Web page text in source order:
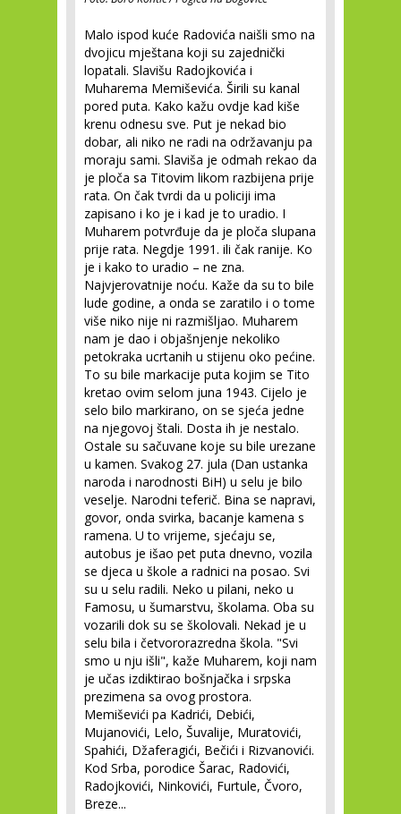
Malo ispod kuće Radovića naišli smo na
dvojicu mještana koji su zajednički
lopatali. Slavišu Radojkovića i
Muharema Memiševića. Širili su kanal
pored puta. Kako kažu ovdje kad kiše
krenu odnesu sve. Put je nekad bio
dobar, ali niko ne radi na održavanju pa
moraju sami. Slaviša je odmah rekao da
je ploča sa Titovim likom razbijena prije
rata. On čak tvrdi da u policiji ima
zapisano i ko je i kad je to uradio. I
Muharem potvrđuje da je ploča slupana
prije rata. Negdje 1991. ili čak ranije. Ko
je i kako to uradio – ne zna.
Najvjerovatnije noću. Kaže da su to bile
lude godine, a onda se zaratilo i o tome
više niko nije ni razmišljao. Muharem
nam je dao i objašnjenje nekoliko
petokraka ucrtanih u stijenu oko pećine.
To su bile markacije puta kojim se Tito
kretao ovim selom juna 1943. Cijelo je
selo bilo markirano, on se sjeća jedne
na njegovoj štali. Dosta ih je nestalo.
Ostale su sačuvane koje su bile urezane
u kamen. Svakog 27. jula (Dan ustanka
naroda i narodnosti BiH) u selu je bilo
veselje. Narodni teferič. Bina se napravi,
govor, onda svirka, bacanje kamena s
ramena. U to vrijeme, sjećaju se,
autobus je išao pet puta dnevno, vozila
se djeca u škole a radnici na posao. Svi
su u selu radili. Neko u pilani, neko u
Famosu, u šumarstvu, školama. Oba su
vozarili dok su se školovali. Nekad je u
selu bila i četvororazredna škola. "Svi
smo u nju išli", kaže Muharem, koji nam
je učas izdiktirao bošnjačka i srpska
prezimena sa ovog prostora.
Memiševići pa Kadrići, Debići,
Mujanovići, Lelo, Šuvalije, Muratovići,
Spahići, Džaferagići, Bečići i Rizvanovići.
Kod Srba, porodice Šarac, Radovići,
Radojkovići, Ninkovići, Furtule, Čvoro,
Breze...